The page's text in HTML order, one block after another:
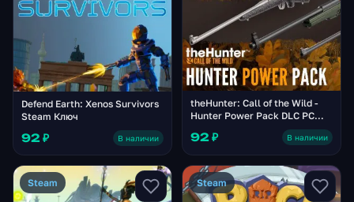
Defend Earth: Xenos Survivors
Steam Ключ
92 ₽ В наличии
theHunter: Call of the Wild -
Hunter Power Pack DLC PC
92 ₽ В наличии
Steam Steam